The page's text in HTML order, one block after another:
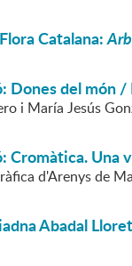
Catalana:
Dones del món /
i María Jesús
Cromàtica. Una
d'Arenys de
Abadal Lloret